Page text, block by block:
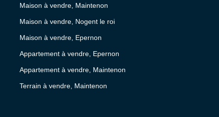
Maison à vendre, Maintenon
Maison à vendre, Nogent le roi
Maison à vendre, Epernon
Appartement à vendre, Epernon
Appartement à vendre, Maintenon
Terrain à vendre, Maintenon